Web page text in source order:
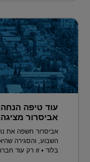
עוד טיפה
אביסרור
אביסרור חשפה את
השבוע, והסגירה
בלוד • זו רק עוד